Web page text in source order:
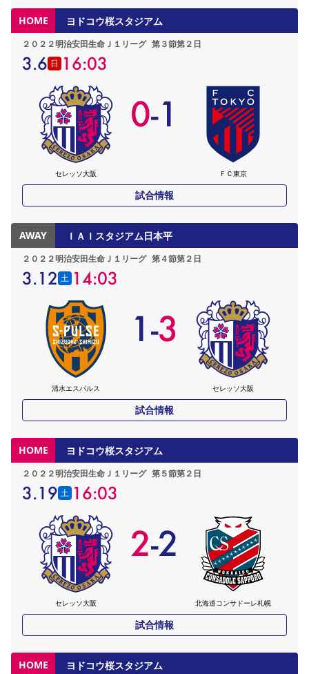
HOME ヨドコウ桜スタジアム
２０２２明治安田生命Ｊ１リーグ 第３節第２日
3.6 日 16:03
セレッソ大阪
0-1
ＦＣ東京
試合情報
AWAY ＩＡＩスタジアム日本平
２０２２明治安田生命Ｊ１リーグ 第４節第２日
3.12 土 14:03
清水エスパルス
1-3
セレッソ大阪
試合情報
HOME ヨドコウ桜スタジアム
２０２２明治安田生命Ｊ１リーグ 第５節第２日
3.19 土 16:03
セレッソ大阪
2-2
北海道コンサドーレ札幌
試合情報
HOME ヨドコウ桜スタジアム